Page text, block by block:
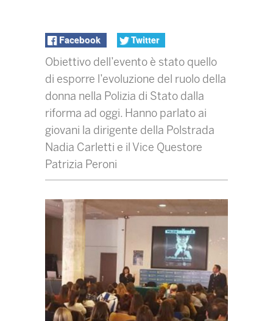
Facebook Twitter
Obiettivo dell’evento è stato quello
di esporre l’evoluzione del ruolo della
donna nella Polizia di Stato dalla
riforma ad oggi. Hanno parlato ai
giovani la dirigente della Polstrada
Nadia Carletti e il Vice Questore
Patrizia Peroni